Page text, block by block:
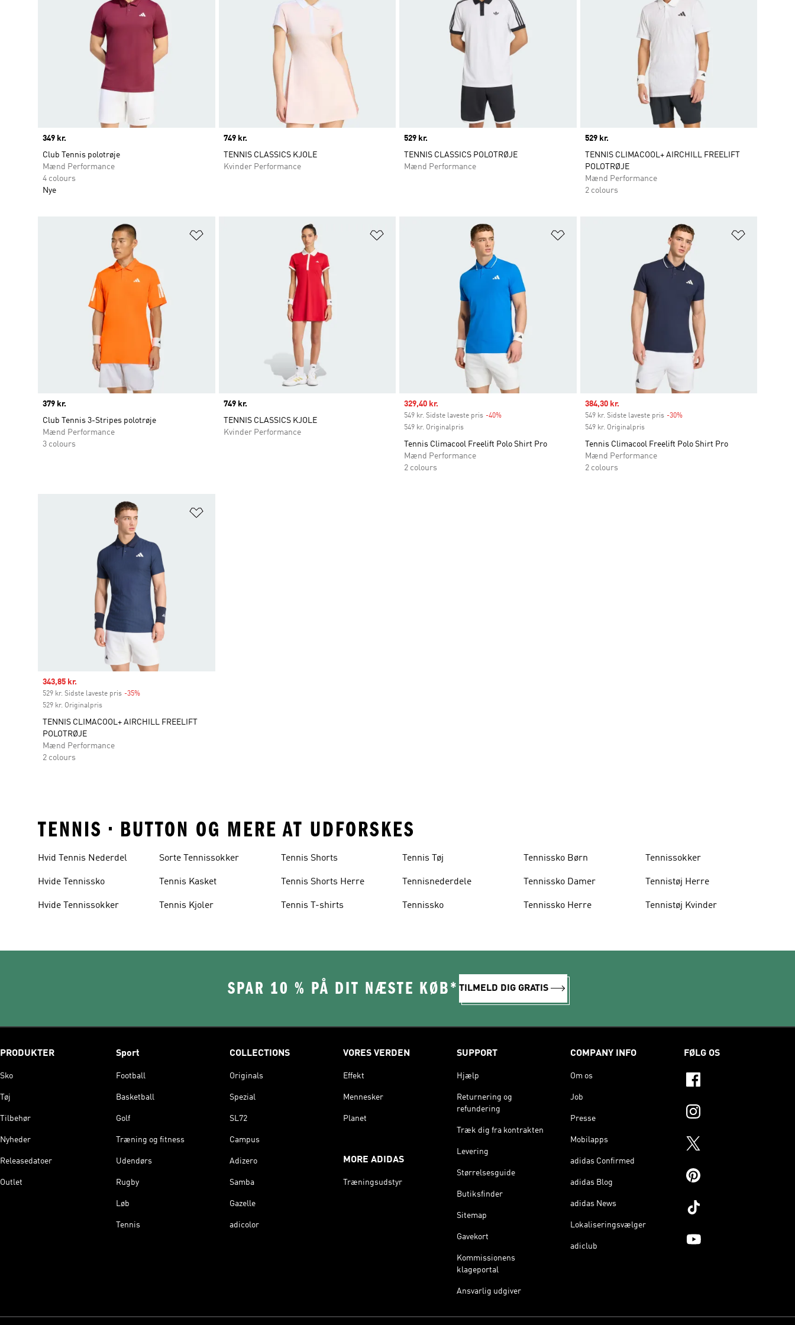
Price
349 kr.
Club Tennis polotrøje
Mænd Performance
4 colours
Nye
Price
749 kr.
TENNIS CLASSICS KJOLE
Kvinder Performance
Price
529 kr.
TENNIS CLASSICS POLOTRØJE
Mænd Performance
Price
529 kr.
TENNIS CLIMACOOL+ AIRCHILL FREELIFT
POLOTRØJE
Mænd Performance
2 colours
Price
379 kr.
Club Tennis 3-Stripes polotrøje
Mænd Performance
3 colours
Price
749 kr.
TENNIS CLASSICS KJOLE
Kvinder Performance
Sale price
329,40 kr.
549 kr. Sidste laveste pris -40%
549 kr. Originalpris
Tennis Climacool Freelift Polo Shirt Pro
Mænd Performance
2 colours
Sale price
384,30 kr.
549 kr. Sidste laveste pris -30%Discount
549 kr. Originalpris
Tennis Climacool Freelift Polo Shirt Pro
Mænd Performance
2 colours
Sale price
343,85 kr.
529 kr. Sidste laveste pris -35%
529 kr. Originalpris
TENNIS CLIMACOOL+ AIRCHILL FREELIFT
POLOTRØJE
Mænd Performance
2 colours
TENNIS • BUTTON OG MERE AT UDFORSKES
Hvid Tennis Nederdel
Hvide Tennissko
Hvide Tennissokker
Sorte Tennissokker
Tennis Kasket
Tennis Kjoler
Tennis Shorts
Tennis Shorts Herre
Tennis T-shirts
Tennis Tøj
Tennisnederdele
Tennissko
Tennissko Børn
Tennissko Damer
Tennissko Herre
Tennissokker
Tennistøj Herre
Tennistøj Kvinder
SPAR 10 % PÅ DIT NÆSTE KØB* TILMELD DIG GRATIS
PRODUKTER
Sko
Tøj
Tilbehør
Nyheder
Releasedatoer
Outlet
Sport
Football
Basketball
Golf
Træning og fitness
Udendørs
Rugby
Løb
Tennis
COLLECTIONS
Originals
Spezial
SL72
Campus
Adizero
Samba
Gazelle
adicolor
VORES VERDEN
Effekt
Mennesker
Planet
MORE ADIDAS
Træningsudstyr
SUPPORT
Hjælp
Returnering og
refundering
Træk dig fra kontrakten
Levering
Størrelsesguide
Butiksfinder
Sitemap
Gavekort
Kommissionens
klageportal
Ansvarlig udgiver
COMPANY INFO
Om os
Job
Presse
Mobilapps
adidas Confirmed
adidas Blog
adidas News
Lokaliseringsvælger
adiclub
FØLG OS